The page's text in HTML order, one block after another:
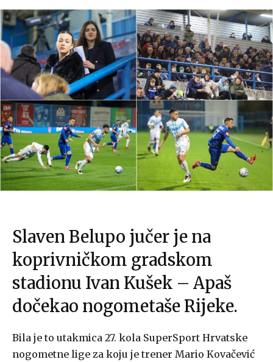
Slaven Belupo jučer je na
koprivničkom gradskom
stadionu Ivan Kušek – Apaš
dočekao nogometaše Rijeke.
Bila je to utakmica 27. kola SuperSport Hrvatske
nogometne lige za koju je trener Mario Kovačević